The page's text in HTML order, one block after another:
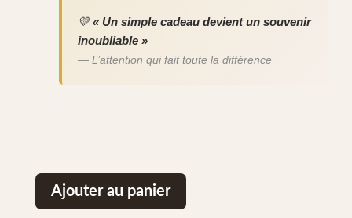
💛« Un simple cadeau devient un souvenir
inoubliable »
— L’attention qui fait toute la différence
Ajouter au panier